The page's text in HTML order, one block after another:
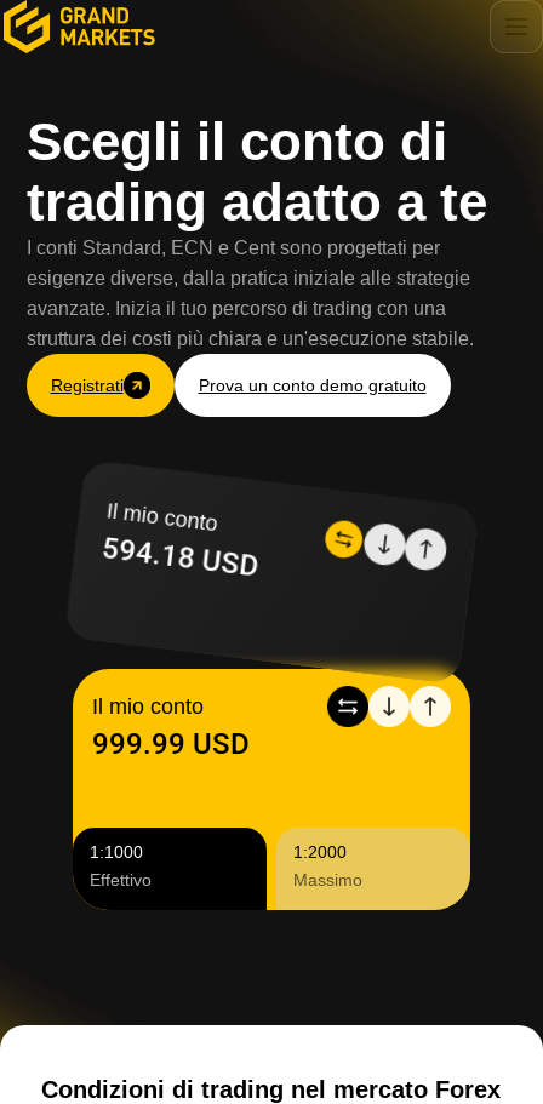
Scegli il conto di
trading adatto a te
I conti Standard, ECN e Cent sono progettati per
esigenze diverse, dalla pratica iniziale alle strategie
avanzate. Inizia il tuo percorso di trading con una
struttura dei costi più chiara e un'esecuzione stabile.
Registrati Prova un conto demo gratuito
Il mio conto
594.18 USD
Il mio conto
999.99 USD
1:1000
Effettivo
1:2000
Massimo
Condizioni di trading nel mercato Forex